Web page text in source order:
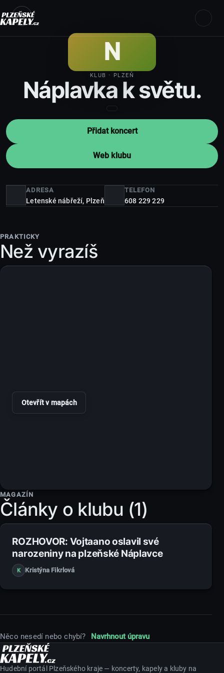
N
KLUB · PLZEŇ
Náplavka k světu.
Přidat koncert
Web klubu
ADRESA
Letenské nábřeží, Plzeň
TELEFON
608 229 229
PRAKTICKY
Než vyrazíš
Otevřít v mapách
MAGAZÍN
Články o klubu (1)
ROZHOVOR: Vojtaano oslavil své
narozeniny na plzeňské Náplavce
K Kristýna Fikrlová
Něco nesedí nebo chybí? Navrhnout úpravu
Hudební portál Plzeňského kraje — koncerty, kapely a kluby na